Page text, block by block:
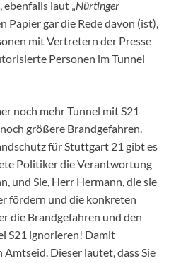
ebenfalls laut „Nürtinger
Papier gar die Rede davon (ist),
mit Vertretern der Presse
Personen im Tunnel
noch mehr Tunnel mit S21
größere Brandgefahren.
für Stuttgart 21 gibt es
Politiker die Verantwortung
und Sie, Herr Hermann, die sie
fördern und die konkreten
die Brandgefahren und den
S21 ignorieren! Damit
Dieser lautet, dass Sie